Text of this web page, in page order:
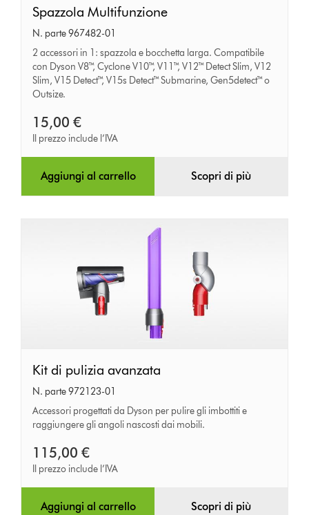
Spazzola
Multifunzione
Spazzola Multifunzione
N. parte 967482-01
2 accessori in 1: spazzola e bocchetta larga. Compatibile
con Dyson V8™, Cyclone V10™, V11™, V12™ Detect Slim, V12
Slim, V15 Detect™, V15s Detect™ Submarine, Gen5detect™ o
Outsize.
15,00 €
Il prezzo include l’IVA
Aggiungi al carrello Scopri di più
Kit
di
pulizia
avanzata
Kit di pulizia avanzata
N. parte 972123-01
Accessori progettati da Dyson per pulire gli imbottiti e
raggiungere gli angoli nascosti dai mobili.
115,00 €
Il prezzo include l’IVA
Aggiungi al carrello Scopri di più